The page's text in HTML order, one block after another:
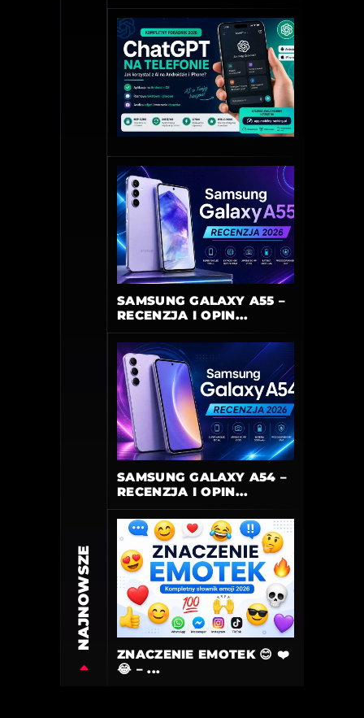
NAJNOWSZE
SAMSUNG GALAXY A55 –
RECENZJA I OPIN...
SAMSUNG GALAXY A54 –
RECENZJA I OPIN...
ZNACZENIE EMOTEK 😊 ❤️
😂 – ...